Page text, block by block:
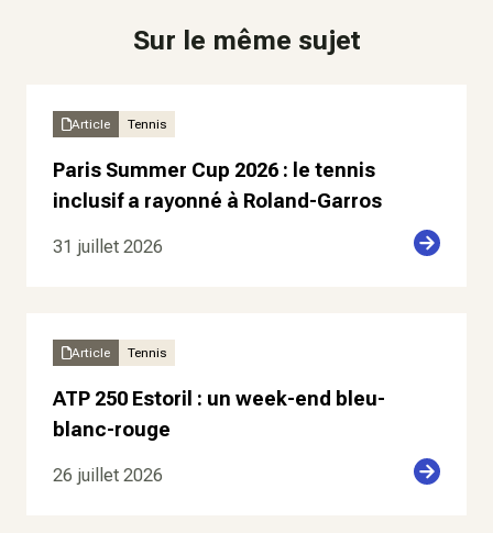
Sur le même sujet
Article Tennis
Paris Summer Cup 2026 : le tennis
inclusif a rayonné à Roland-Garros
31 juillet 2026
Article Tennis
ATP 250 Estoril : un week-end bleu-
blanc-rouge
26 juillet 2026